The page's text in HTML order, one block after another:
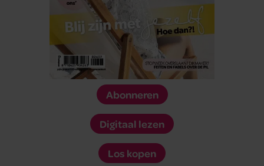
Abonneren
Digitaal lezen
Los kopen